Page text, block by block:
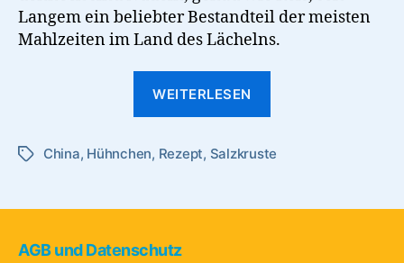
Langem ein beliebter Bestandteil der meisten
Mahlzeiten im Land des Lächelns.
WEITERLESEN
Schlagwörter
China, Hühnchen, Rezept, Salzkruste
AGB und Datenschutz